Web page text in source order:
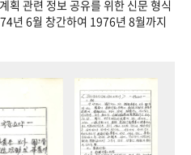
획 관련 정보 공유를 위한 신문 형식
년 6월 창간하여 1976년 8월까지